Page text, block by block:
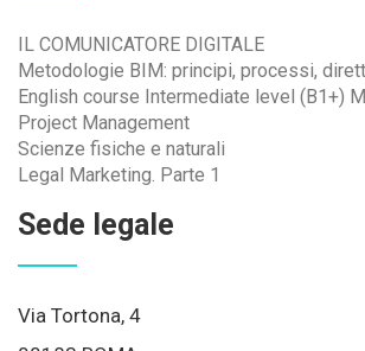
IL COMUNICATORE DIGITALE
Metodologie BIM: principi, processi,
English course Intermediate level (B1+)
Project Management
Scienze fisiche e naturali
Legal Marketing. Parte 1
Sede legale
Via Tortona, 4